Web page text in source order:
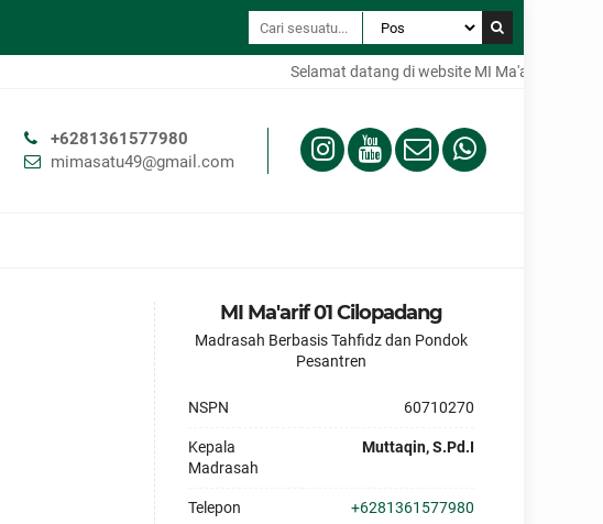
Selamat datang di website MI Ma'arif 01
+6281361577980
mimasatu49@gmail.com
MI Ma'arif 01 Cilopadang
Madrasah Berbasis Tahfidz dan Pondok
Pesantren
NSPN 60710270
Kepala
Madrasah
Muttaqin, S.Pd.I
Telepon +6281361577980